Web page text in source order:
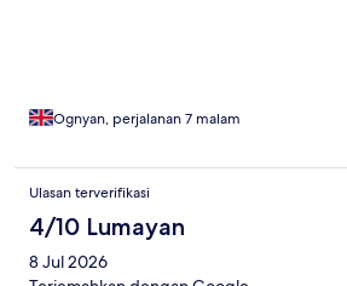
Ognyan, perjalanan 7 malam
Ulasan terverifikasi
4/10 Lumayan
8 Jul 2026